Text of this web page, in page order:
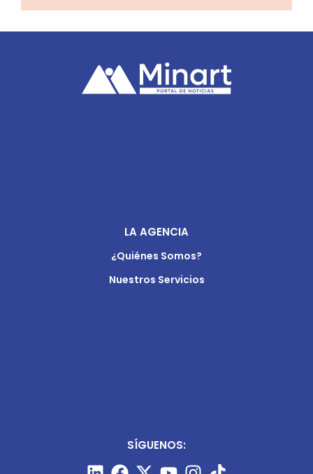
LA AGENCIA
¿Quiénes Somos?
Nuestros Servicios
SÍGUENOS: